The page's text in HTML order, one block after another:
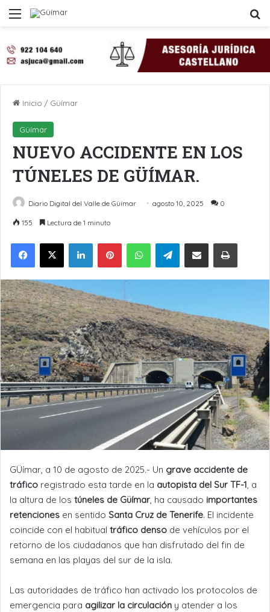
Menú
Inicio / Güímar
Güímar
NUEVO ACCIDENTE EN LOS
TÚNELES DE GÜÍMAR.
Diario Digital del Valle de Güímar agosto 10, 2025 0
155 Lectura de 1 minuto
LinkedInPinterestWhatsAppTelegramCompartir por Email Imprimir
GÜímar, a 10 de agosto de 2025.- Un grave accidente de
tráfico registrado esta tarde en la autopista del Sur TF-1, a
la altura de los túneles de Güímar, ha causado importantes
retenciones en sentido Santa Cruz de Tenerife. El incidente
coincide con el habitual tráfico denso de vehículos por el
retorno de los ciudadanos que han disfrutado del fin de
semana en las playas del sur de la isla.
Las autoridades de tráfico han activado los protocolos de
emergencia para agilizar la circulación y atender a los